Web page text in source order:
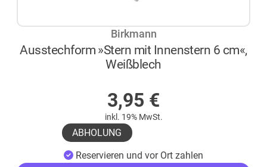
Birkmann
Ausstechform »Stern mit Innenstern 6 cm«,
Weißblech
3,95 €
inkl. 19% MwSt.
ABHOLUNG
Reservieren und vor Ort zahlen